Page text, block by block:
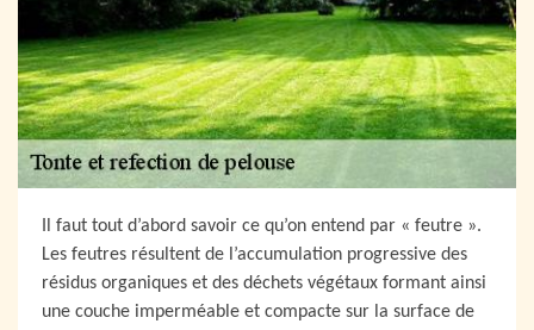
Il faut tout d’abord savoir ce qu’on entend par « feutre ».
Les feutres résultent de l’accumulation progressive des
résidus organiques et des déchets végétaux formant ainsi
une couche imperméable et compacte sur la surface de